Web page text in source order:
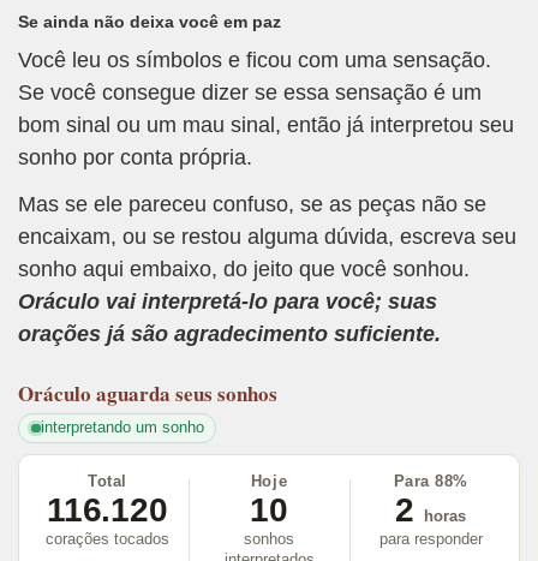
Se ainda não deixa você em paz
Você leu os símbolos e ficou com uma sensação.
Se você consegue dizer se essa sensação é um
bom sinal ou um mau sinal, então já interpretou seu
sonho por conta própria.
Mas se ele pareceu confuso, se as peças não se
encaixam, ou se restou alguma dúvida, escreva seu
sonho aqui embaixo, do jeito que você sonhou.
Oráculo vai interpretá-lo para você; suas
orações já são agradecimento suficiente.
Oráculo aguarda seus sonhos
interpretando um sonho
Total
116.120
corações tocados
Hoje
10
sonhos
Para 88%
2
horas
para responder